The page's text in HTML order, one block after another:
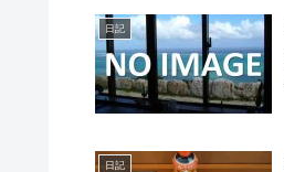
日記
日記